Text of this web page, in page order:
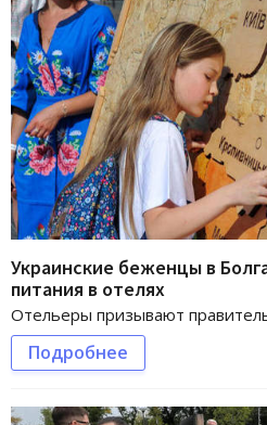
Украинские беженцы в
питания в отелях
Отельеры призывают
Подробнее